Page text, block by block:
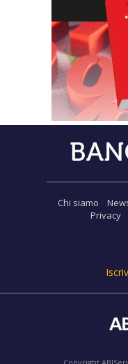
Chi siamo
Privacy